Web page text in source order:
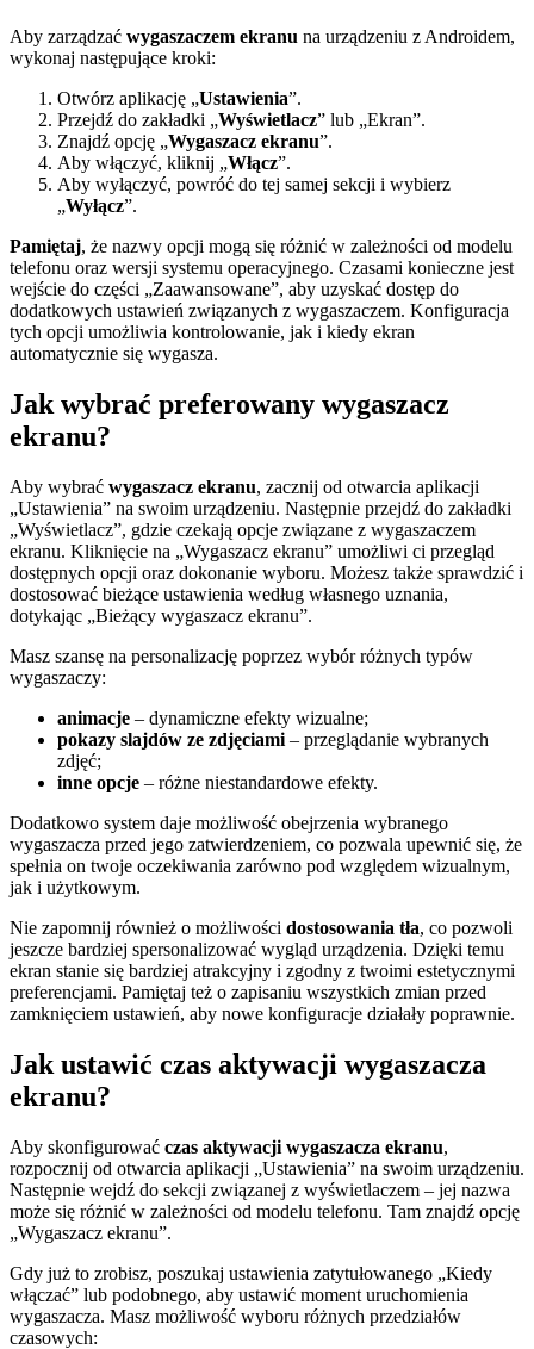
Aby zarządzać wygaszaczem ekranu na urządzeniu z Androidem,
wykonaj następujące kroki:
Otwórz aplikację „Ustawienia”.
Przejdź do zakładki „Wyświetlacz” lub „Ekran”.
Znajdź opcję „Wygaszacz ekranu”.
Aby włączyć, kliknij „Włącz”.
Aby wyłączyć, powróć do tej samej sekcji i wybierz
„Wyłącz”.
Pamiętaj, że nazwy opcji mogą się różnić w zależności od modelu
telefonu oraz wersji systemu operacyjnego. Czasami konieczne jest
wejście do części „Zaawansowane”, aby uzyskać dostęp do
dodatkowych ustawień związanych z wygaszaczem. Konfiguracja
tych opcji umożliwia kontrolowanie, jak i kiedy ekran
automatycznie się wygasza.
Jak wybrać preferowany wygaszacz
ekranu?
Aby wybrać wygaszacz ekranu, zacznij od otwarcia aplikacji
„Ustawienia” na swoim urządzeniu. Następnie przejdź do zakładki
„Wyświetlacz”, gdzie czekają opcje związane z wygaszaczem
ekranu. Kliknięcie na „Wygaszacz ekranu” umożliwi ci przegląd
dostępnych opcji oraz dokonanie wyboru. Możesz także sprawdzić i
dostosować bieżące ustawienia według własnego uznania,
dotykając „Bieżący wygaszacz ekranu”.
Masz szansę na personalizację poprzez wybór różnych typów
wygaszaczy:
animacje – dynamiczne efekty wizualne;
pokazy slajdów ze zdjęciami – przeglądanie wybranych
zdjęć;
inne opcje – różne niestandardowe efekty.
Dodatkowo system daje możliwość obejrzenia wybranego
wygaszacza przed jego zatwierdzeniem, co pozwala upewnić się, że
spełnia on twoje oczekiwania zarówno pod względem wizualnym,
jak i użytkowym.
Nie zapomnij również o możliwości dostosowania tła, co pozwoli
jeszcze bardziej spersonalizować wygląd urządzenia. Dzięki temu
ekran stanie się bardziej atrakcyjny i zgodny z twoimi estetycznymi
preferencjami. Pamiętaj też o zapisaniu wszystkich zmian przed
zamknięciem ustawień, aby nowe konfiguracje działały poprawnie.
Jak ustawić czas aktywacji wygaszacza
ekranu?
Aby skonfigurować czas aktywacji wygaszacza ekranu,
rozpocznij od otwarcia aplikacji „Ustawienia” na swoim urządzeniu.
Następnie wejdź do sekcji związanej z wyświetlaczem – jej nazwa
może się różnić w zależności od modelu telefonu. Tam znajdź opcję
„Wygaszacz ekranu”.
Gdy już to zrobisz, poszukaj ustawienia zatytułowanego „Kiedy
włączać” lub podobnego, aby ustawić moment uruchomienia
wygaszacza. Masz możliwość wyboru różnych przedziałów
czasowych: